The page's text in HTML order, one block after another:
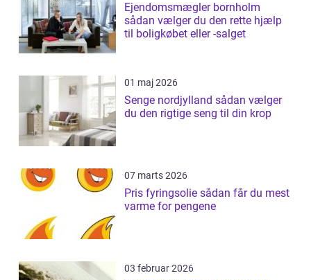
Ejendomsmægler bornholm
sådan vælger du den rette hjælp
til boligkøbet eller -salget
01 maj 2026
Senge nordjylland sådan vælger
du den rigtige seng til din krop
07 marts 2026
Pris fyringsolie sådan får du mest
varme for pengene
03 februar 2026